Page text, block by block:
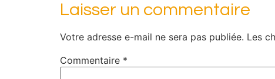
Laisser un commentaire
Votre adresse e-mail ne sera pas publiée. Les
Commentaire *